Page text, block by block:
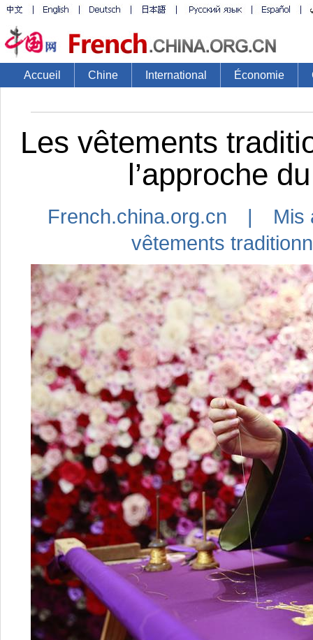
Accueil Chine International Économie
Les vêtements
l’approche
French.china.org.cn |
vêtements